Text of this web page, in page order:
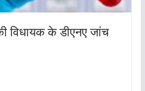
विधायक के डीएनए जांच